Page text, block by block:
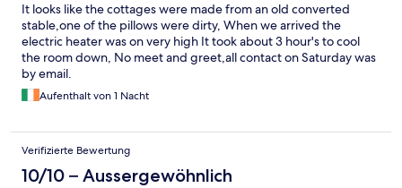
It looks like the cottages were made from an old converted
stable,one of the pillows were dirty, When we arrived the
electric heater was on very high It took about 3 hour's to cool
the room down, No meet and greet,all contact on Saturday was
by email.
Aufenthalt von 1 Nacht
Verifizierte Bewertung
10/10 – Aussergewöhnlich